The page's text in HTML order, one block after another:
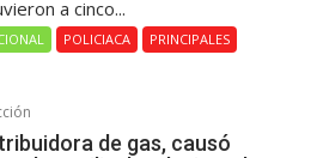
a cinco...
POLICIACA PRINCIPALES
de gas, causó